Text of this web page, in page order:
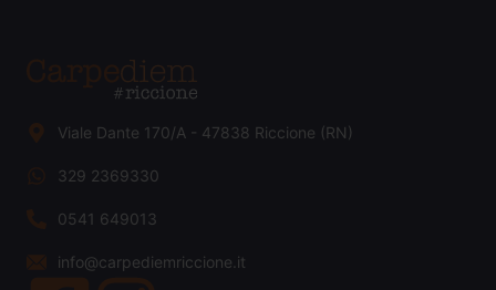
Viale Dante 170/A - 47838 Riccione (RN)
329 2369330
0541 649013
info@carpediemriccione.it